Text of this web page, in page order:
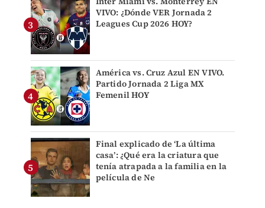
VIVO: ¿Dónde VER Jornada 2
Leagues Cup 2026 HOY?
América vs. Cruz Azul EN VIVO.
Partido Jornada 2 Liga MX
Femenil HOY
Final explicado de ‘La última
casa’: ¿Qué era la criatura que
tenía atrapada a la familia en la
película de Ne